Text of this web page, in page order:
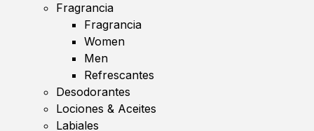
Fragrancia
Fragrancia
Women
Men
Refrescantes
Desodorantes
Lociones & Aceites
Labiales